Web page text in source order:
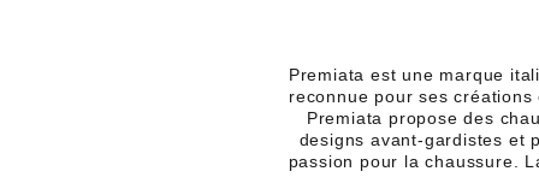
Premiata est une marque
reconnue pour ses
Premiata propose des
designs avant-gardistes et
passion pour la chaussure.